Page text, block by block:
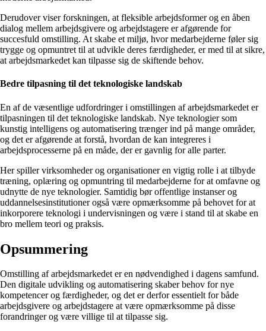
Derudover viser forskningen, at fleksible arbejdsformer og en åben
dialog mellem arbejdsgivere og arbejdstagere er afgørende for
succesfuld omstilling. At skabe et miljø, hvor medarbejderne føler sig
trygge og opmuntret til at udvikle deres færdigheder, er med til at sikre,
at arbejdsmarkedet kan tilpasse sig de skiftende behov.
Bedre tilpasning til det teknologiske landskab
En af de væsentlige udfordringer i omstillingen af arbejdsmarkedet er
tilpasningen til det teknologiske landskab. Nye teknologier som
kunstig intelligens og automatisering trænger ind på mange områder,
og det er afgørende at forstå, hvordan de kan integreres i
arbejdsprocesserne på en måde, der er gavnlig for alle parter.
Her spiller virksomheder og organisationer en vigtig rolle i at tilbyde
træning, oplæring og opmuntring til medarbejderne for at omfavne og
udnytte de nye teknologier. Samtidig bør offentlige instanser og
uddannelsesinstitutioner også være opmærksomme på behovet for at
inkorporere teknologi i undervisningen og være i stand til at skabe en
bro mellem teori og praksis.
Opsummering
Omstilling af arbejdsmarkedet er en nødvendighed i dagens samfund.
Den digitale udvikling og automatisering skaber behov for nye
kompetencer og færdigheder, og det er derfor essentielt for både
arbejdsgivere og arbejdstagere at være opmærksomme på disse
forandringer og være villige til at tilpasse sig.